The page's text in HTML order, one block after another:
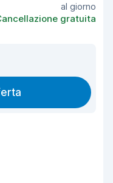
al giorno
gratuita